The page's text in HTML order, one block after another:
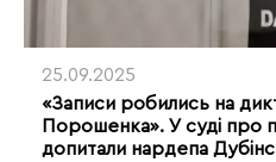
25.09.2025
«Записи робились на
Порошенка». У суді про
допитали нардепа